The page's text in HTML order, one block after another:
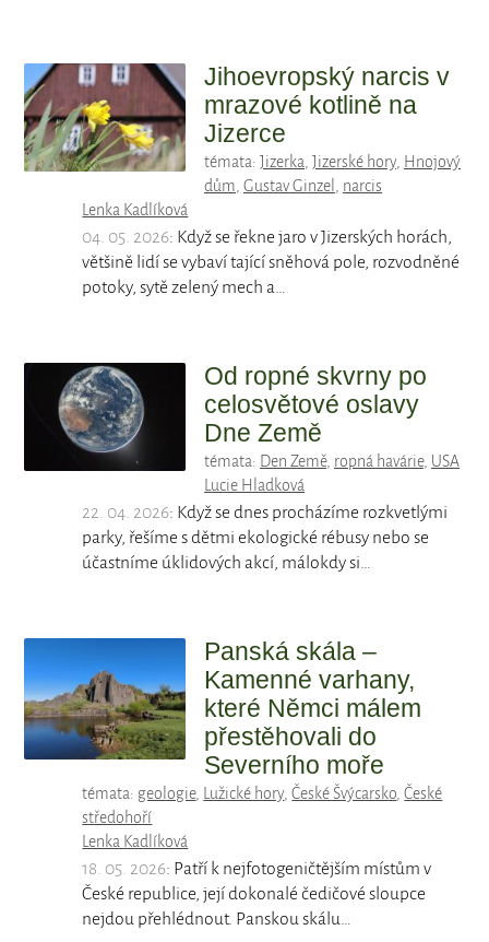
Jihoevropský narcis v
mrazové kotlině na
Jizerce
témata: Jizerka, Jizerské hory, Hnojový
dům, Gustav Ginzel , narcis
Lenka Kadlíková
04. 05. 2026: Když se řekne jaro v Jizerských horách,
většině lidí se vybaví tající sněhová pole, rozvodněné
potoky, sytě zelený mech a…
Od ropné skvrny po
celosvětové oslavy
Dne Země
témata: Den Země, ropná havárie, USA
Lucie Hladková
22. 04. 2026: Když se dnes procházíme rozkvetlými
parky, řešíme s dětmi ekologické rébusy nebo se
účastníme úklidových akcí, málokdy si…
Panská skála –
Kamenné varhany,
které Němci málem
přestěhovali do
Severního moře
témata: geologie, Lužické hory,České Švýcarsko,České
středohoří
Lenka Kadlíková
18. 05. 2026: Patří k nejfotogeničtějším místům v
České republice, její dokonalé čedičové sloupce
nejdou přehlédnout. Panskou skálu…